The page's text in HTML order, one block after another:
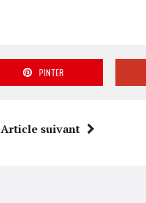
PINTER
Article suivant